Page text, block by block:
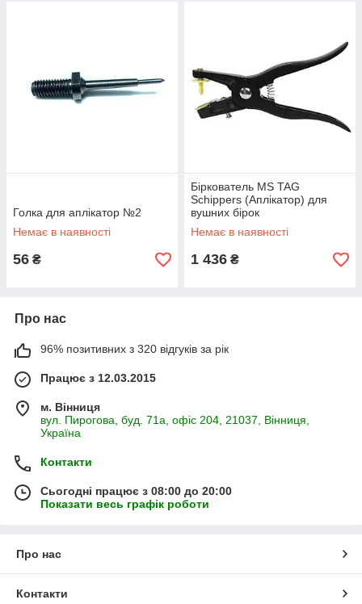
Голка для аплікатор №2
Немає в наявності
56 ₴
Біркователь MS TAG
Schippers (Аплікатор) для
вушних бірок
Немає в наявності
1 436 ₴
Про нас
96% позитивних з 320 відгуків за рік
Працює з 12.03.2015
м. Вінниця
вул. Пирогова, буд. 71а, офіс 204, 21037, Вінниця,
Україна
Контакти
Сьогодні працює з 08:00 до 20:00
Показати весь графік роботи
Про нас
Контакти